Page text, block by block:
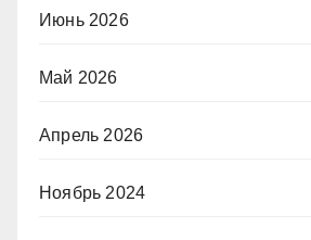
Июнь 2026
Май 2026
Апрель 2026
Ноябрь 2024